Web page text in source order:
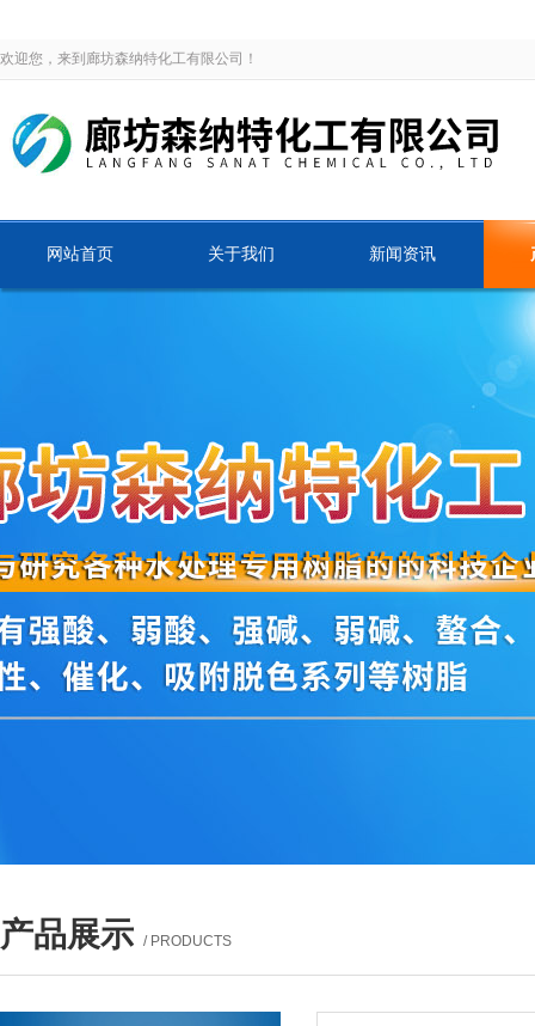
欢迎您，来到廊坊森纳特化工有限公司！
网站首页 关于我们 新闻资讯
产品展示 / PRODUCTS